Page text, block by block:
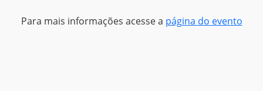
Para mais informações acesse a página do evento